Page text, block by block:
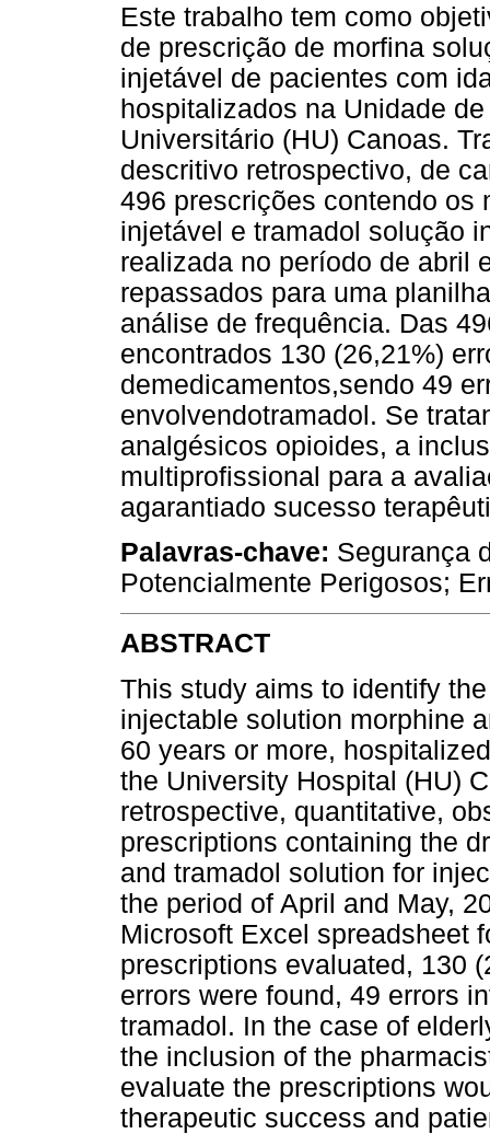
Este trabalho tem como
de prescrição de morfina
injetável de pacientes com
hospitalizados na Unidade
Universitário (HU) Canoas.
descritivo retrospectivo, de
496 prescrições contendo os
injetável e tramadol solução
realizada no período de abril
repassados para uma
análise de frequência. Das
encontrados 130 (26,21%)
demedicamentos,sendo 49
envolvendotramadol. Se
analgésicos opioides, a
multiprofissional para a
agarantiado sucesso
Palavras-chave: Segurança
Potencialmente Perigosos;
ABSTRACT
This study aims to identify
injectable solution morphine
60 years or more,
the University Hospital (HU)
retrospective, quantitative,
prescriptions containing the
and tramadol solution for
the period of April and May,
Microsoft Excel spreadsheet
prescriptions evaluated, 130
errors were found, 49 errors
tramadol. In the case of
the inclusion of the
evaluate the prescriptions
therapeutic success and